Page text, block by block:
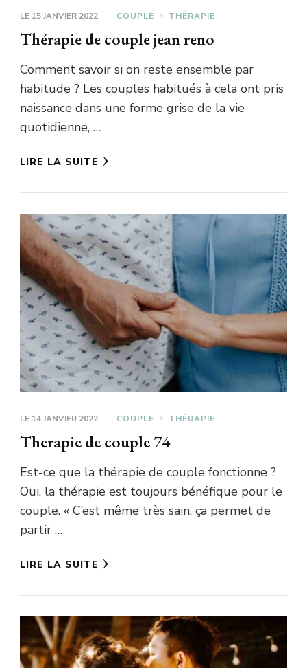
LE 15 JANVIER 2022 COUPLE THÉRAPIE
Thérapie de couple jean reno
Comment savoir si on reste ensemble par
habitude ? Les couples habitués à cela ont pris
naissance dans une forme grise de la vie
quotidienne, …
LIRE LA SUITE
LE 14 JANVIER 2022 COUPLE THÉRAPIE
Therapie de couple 74
Est-ce que la thérapie de couple fonctionne ?
Oui, la thérapie est toujours bénéfique pour le
couple. « C’est même très sain, ça permet de
partir …
LIRE LA SUITE